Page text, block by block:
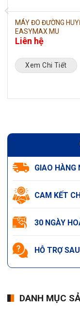
MÁY ĐO ĐƯỜNG
EASYMAX MU
Liên hệ
Xem Chi Tiết
GIAO HÀNG
CAM KẾT
30 NGÀY
HỖ TRỢ
DANH MỤC